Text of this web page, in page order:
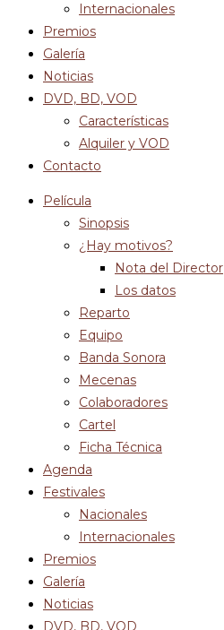
Internacionales
Premios
Galería
Noticias
DVD, BD, VOD
Características
Alquiler y VOD
Contacto
Película
Sinopsis
¿Hay motivos?
Nota del Director
Los datos
Reparto
Equipo
Banda Sonora
Mecenas
Colaboradores
Cartel
Ficha Técnica
Agenda
Festivales
Nacionales
Internacionales
Premios
Galería
Noticias
DVD, BD, VOD